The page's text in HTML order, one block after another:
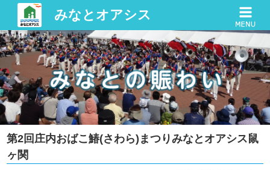
みなとオアシス
第2回庄内おばこ鰆(さわら)まつりみなとオアシス鼠
ヶ関